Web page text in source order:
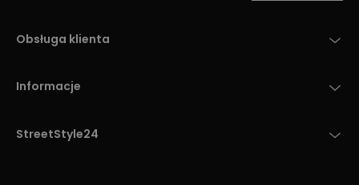
Obsługa klienta
Informacje
StreetStyle24